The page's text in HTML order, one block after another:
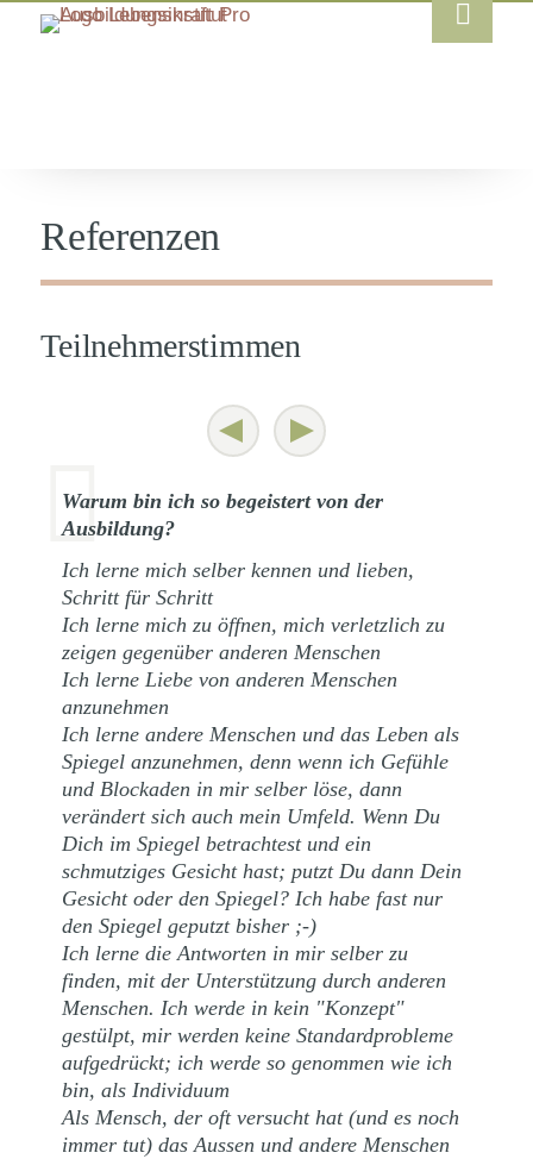
Referenzen
Teilnehmerstimmen
Warum bin ich so begeistert von der
Ausbildung?
Ich lerne mich selber kennen und lieben,
Schritt für Schritt
Ich lerne mich zu öffnen, mich verletzlich zu
zeigen gegenüber anderen Menschen
Ich lerne Liebe von anderen Menschen
anzunehmen
Ich lerne andere Menschen und das Leben als
Spiegel anzunehmen, denn wenn ich Gefühle
und Blockaden in mir selber löse, dann
verändert sich auch mein Umfeld. Wenn Du
Dich im Spiegel betrachtest und ein
schmutziges Gesicht hast; putzt Du dann Dein
Gesicht oder den Spiegel? Ich habe fast nur
den Spiegel geputzt bisher ;-)
Ich lerne die Antworten in mir selber zu
finden, mit der Unterstützung durch anderen
Menschen. Ich werde in kein "Konzept"
gestülpt, mir werden keine Standardprobleme
aufgedrückt; ich werde so genommen wie ich
bin, als Individuum
Als Mensch, der oft versucht hat (und es noch
immer tut) das Aussen und andere Menschen